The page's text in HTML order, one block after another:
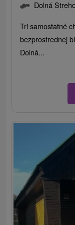
Dolná
Tri samostatné
bezprostrednej
Dolná...